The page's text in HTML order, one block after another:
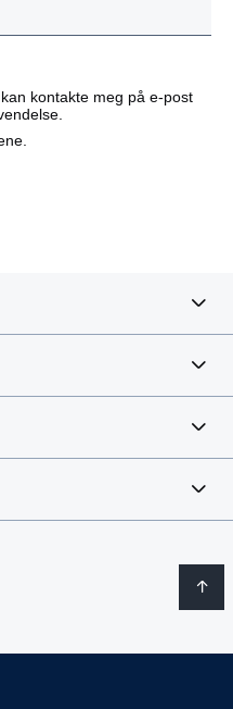
kontakte meg på e-post